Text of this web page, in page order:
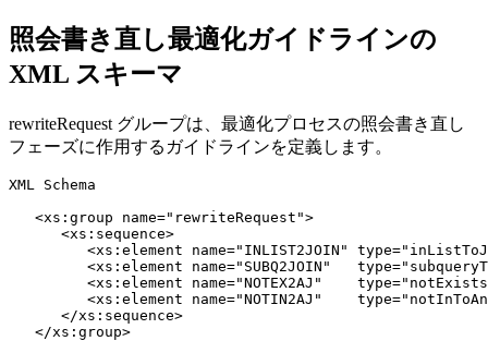
照会書き直し最適化ガイドラインの
XML スキーマ
rewriteRequest グループは、最適化プロセスの照会書き直し
フェーズに作用するガイドラインを定義します。
XML Schema
   <xs:group name="rewriteRequest">
      <xs:sequence>
<xs:element name="INLIST2JOIN"
<xs:element name="SUBQ2JOIN"
<xs:element name="NOTEX2AJ"
<xs:element name="NOTIN2AJ"
      </xs:sequence>
   </xs:group>